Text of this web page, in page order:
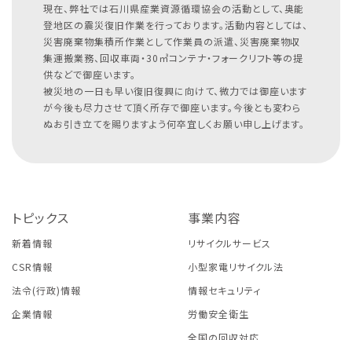
現在、弊社では石川県産業資源循環協会の活動として、奥能
登地区の震災復旧作業を行っております。活動内容としては、
災害廃棄物集積所作業として作業員の派遣、災害廃棄物収
集運搬業務、回収車両・30㎥コンテナ・フォークリフト等の提
供などで御座います。
被災地の一日も早い復旧復興に向けて、微力では御座います
が今後も尽力させて頂く所存で御座います。今後とも変わら
ぬお引き立てを賜りますよう何卒宜しくお願い申し上げます。
トピックス
新着情報
CSR情報
法令(行政)情報
企業情報
事業内容
リサイクルサービス
小型家電リサイクル法
情報セキュリティ
労働安全衛生
全国の回収対応